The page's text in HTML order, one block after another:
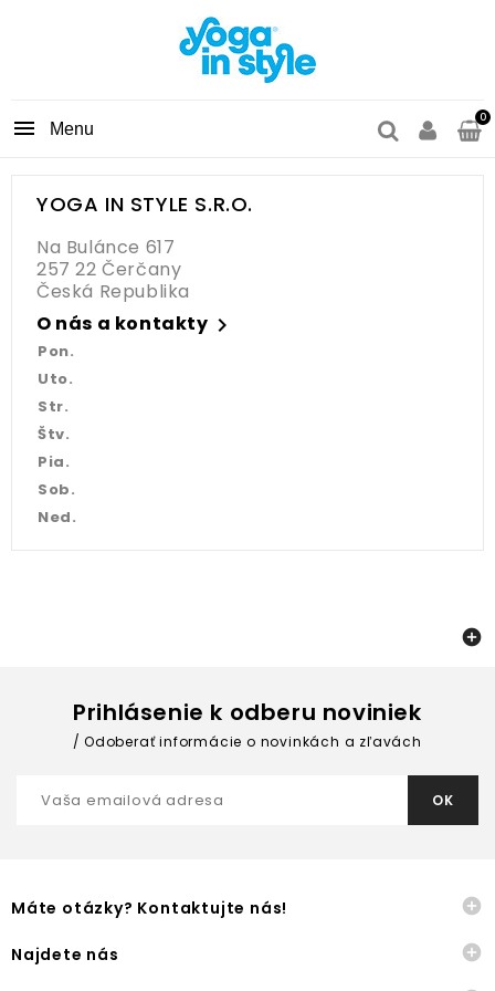
 0
YOGA IN STYLE S.R.O.
Na Bulánce 617
257 22 Čerčany
Česká Republika
O nás a kontakty 
Pon.
Uto.
Str.
Štv.
Pia.
Sob.
Ned.

Prihlásenie k odberu noviniek
Odoberať informácie o novinkách a zľavách
Máte otázky? Kontaktujte nás! 
Najdete nás 